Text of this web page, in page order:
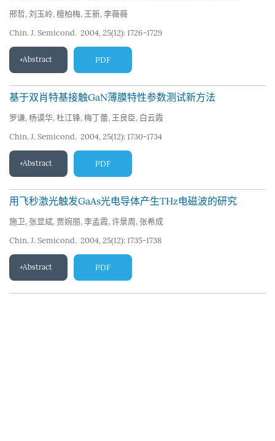
邢哲, 刘玉岭, 檀柏梅, 王新, 李薇薇
Chin. J. Semicond. 2004, 25(12): 1726-1729
Abstract PDF
基于双肖特基接触GaN薄膜特性参数测试新方法
罗谦, 杨谟华, 杜江锋, 梅丁蕾, 王良臣, 白云霞
Chin. J. Semicond. 2004, 25(12): 1730-1734
Abstract PDF
用飞秒激光触发GaAs光电导体产生THz电磁波的研究
施卫, 张显斌, 贾婉丽, 李孟霞, 许景周 , 张希成
Chin. J. Semicond. 2004, 25(12): 1735-1738
Abstract PDF